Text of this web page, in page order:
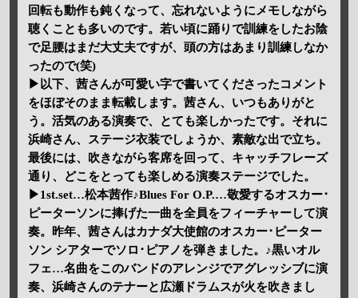
回転も動作も鈍くなって、忘れないようにメモしながら
聴くことも多いのです。若い頃に踊りで訓練をしたお陰
で足腰はまだ大丈夫ですが、頭の方はあまり訓練しなか
ったので(笑)
▶以下、茜さんが可愛い字で書いてくださったコメント
をほぼそのまま転載します。茜さん、いつもありがと
う。活気のある演奏で、とても楽しかったです。それに
浜崎さん、ステージ衣装でしょうか、素敵な出で立ち。
最後には、吹きながら客席を回って、キャッチフレーズ
通り、どこをとっても楽しめる演奏ステージでした。
▶1st.set…松本茜作♪Blues For O.P.…敬愛するオスカー･
ピーターソンに捧げた一曲を全員をフィーチャーして演
奏。昨年、茜さんはカナダ大使館のオスカー･ピーター
ソン シアターでソロ･ピアノを弾きました。♪黒いオル
フェ…名曲をこのバンドのアレンジでアグレッシブに演
奏、浜崎さんのテナーと広瀬ドラムスが火を吹きまし